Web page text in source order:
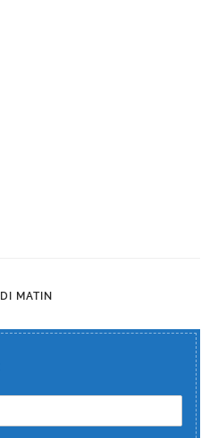
MATIN